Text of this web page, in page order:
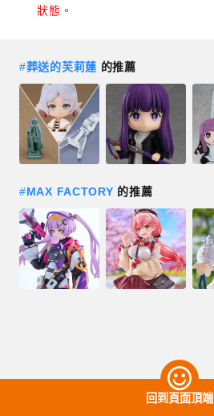
狀態。
#葬送的芙莉蓮 的推薦
#MAX FACTORY 的推薦
回到頁面頂端